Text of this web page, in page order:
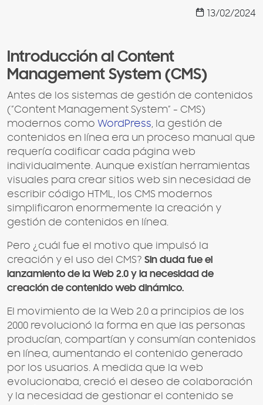
13/02/2024
Introducción al Content
Management System (CMS)
Antes de los sistemas de gestión de contenidos
(”Content Management System” - CMS)
modernos como WordPress, la gestión de
contenidos en línea era un proceso manual que
requería codificar cada página web
individualmente. Aunque existían herramientas
visuales para crear sitios web sin necesidad de
escribir código HTML, los CMS modernos
simplificaron enormemente la creación y
gestión de contenidos en línea.
Pero ¿cuál fue el motivo que impulsó la
creación y el uso del CMS? Sin duda fue el
lanzamiento de la Web 2.0 y la necesidad de
creación de contenido web dinámico.
El movimiento de la Web 2.0 a principios de los
2000 revolucionó la forma en que las personas
producían, compartían y consumían contenidos
en línea, aumentando el contenido generado
por los usuarios. A medida que la web
evolucionaba, creció el deseo de colaboración
y la necesidad de gestionar el contenido se